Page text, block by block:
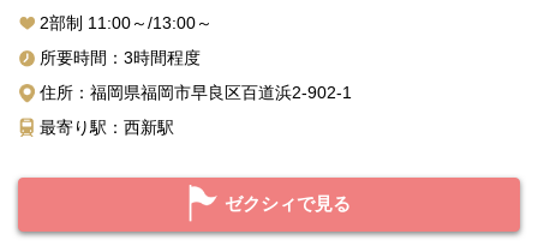
2部制 11:00～/13:00～
所要時間：3時間程度
住所：福岡県福岡市早良区百道浜2-902-1
最寄り駅：西新駅
ゼクシィで見る